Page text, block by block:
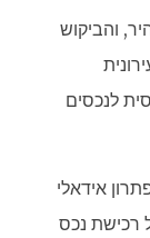
והביקוש
לנכסים
אידאלי
רכישת נכס